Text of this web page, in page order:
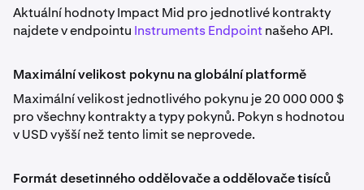
Upozornění:
zde.
jako nerealizovaný zisk nebo ztráta a jsou vyrovnány na
konci každé hodiny nebo při změně čisté otevřené
8 000
FF_SOLUSD
Měsíční, čtvrtletní
Aktuální hodnoty Impact Mid pro jednotlivé kontrakty
najdete v endpointu Instruments Endpointnašeho API.
Maximální velikost pokynu na globální platformě
Maximální velikost jednotlivého pokynu je 20 000 000 $
pro všechny kontrakty a typy pokynů. Pokyn s hodnotou
v USD vyšší než tento limit se neprovede.
Formát desetinného oddělovače a oddělovače tisíců